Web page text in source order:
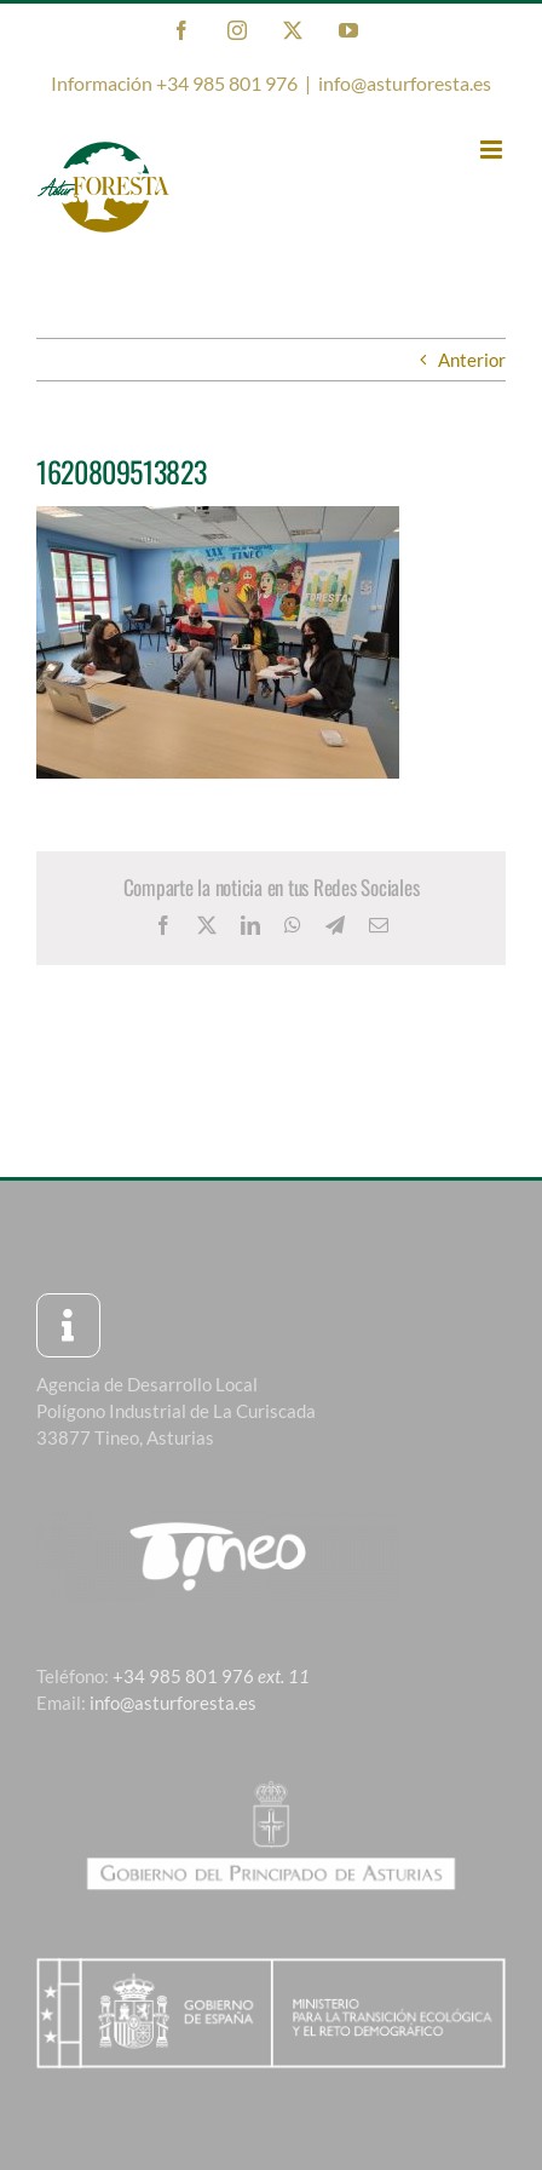
FacebookInstagram YouTube
Información +34 985 801 976 | info@asturforesta.es
Anterior
1620809513823
Comparte la noticia en tus Redes Sociales
Facebook LinkedInWhatsApp
TelegramCorreo
Agencia de Desarrollo Local
Polígono Industrial de La Curiscada
33877 Tineo, Asturias
Teléfono: +34 985 801 976 ext. 11
Email: info@asturforesta.es